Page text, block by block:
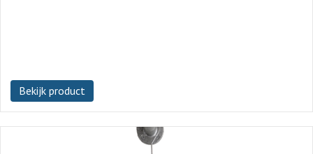
Bekijk product